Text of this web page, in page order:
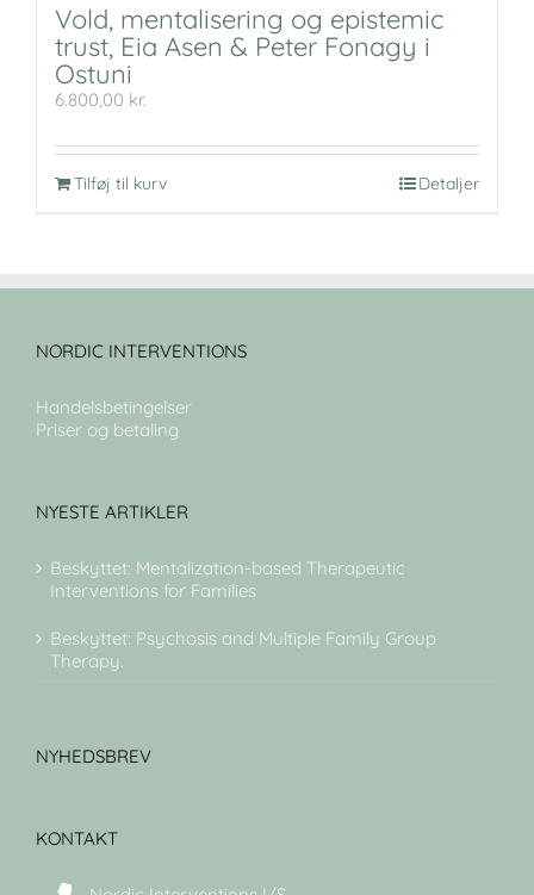
Vold, mentalisering og epistemic
trust, Eia Asen & Peter Fonagy i
Ostuni
6.800,00 kr.
Tilføj til kurv Detaljer
NORDIC INTERVENTIONS
Handelsbetingelser
Priser og betaling
NYESTE ARTIKLER
Beskyttet: Mentalization-based Therapeutic
Interventions for Families
Beskyttet: Psychosis and Multiple Family Group
Therapy.
NYHEDSBREV
KONTAKT